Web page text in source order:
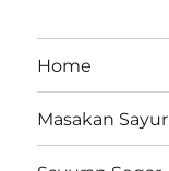
Home
Masakan Sayur